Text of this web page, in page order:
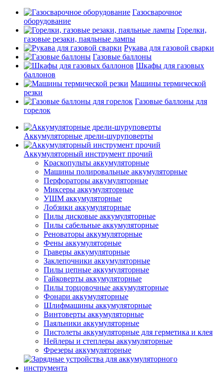
Газосварочное
оборудование
Горелки,
газовые резаки, паяльные лампы
Рукава для газовой сварки
Газовые баллоны
Шкафы для газовых
баллонов
Машины термической
резки
Газовые баллоны для
горелок
Аккумуляторные дрели-шуруповерты
Аккумуляторный инструмент прочий
Краскопульты аккумуляторные
Машины полировальные аккумуляторные
Перфораторы аккумуляторные
Миксеры аккумуляторные
УШМ аккумуляторные
Лобзики аккумуляторные
Пилы дисковые аккумуляторные
Пилы сабельные аккумуляторные
Реноваторы аккумуляторные
Фены аккумуляторные
Граверы аккумуляторные
Заклепочники аккумуляторные
Пилы цепные аккумуляторные
Гайковерты аккумуляторные
Пилы торцовочные аккумуляторные
Фонари аккумуляторные
Шлифмашины аккумуляторные
Винтоверты аккумуляторные
Паяльники аккумуляторные
Пистолеты аккумуляторные для герметика и клея
Нейлеры и степлеры аккумуляторные
Фрезеры аккумуляторные